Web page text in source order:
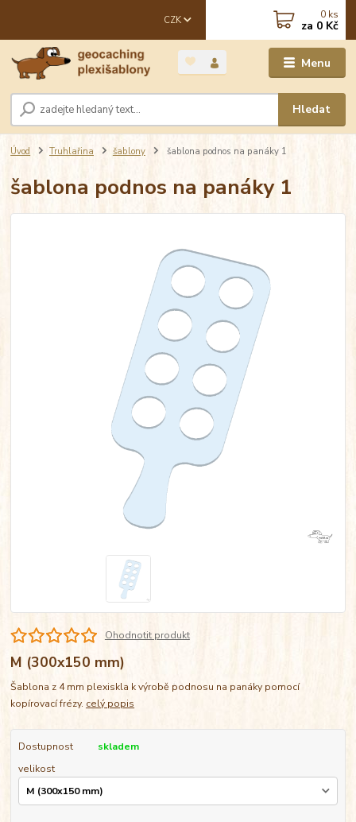
Menu
CZK
Hledat
0 ks
za 0 Kč
Úvod Truhlařina šablony šablona podnos na panáky 1
šablona podnos na panáky 1
Ohodnotit produkt
M (300x150 mm)
Šablona z 4 mm plexiskla k výrobě podnosu na panáky pomocí
kopírovací frézy. celý popis
Dostupnost
skladem
velikost